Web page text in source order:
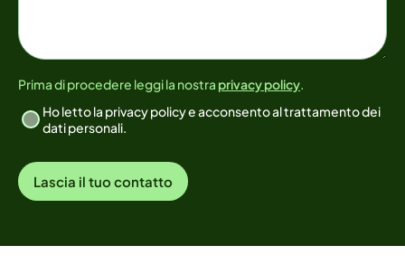
Prima di procedere leggi la nostra privacy policy.
Ho letto la privacy policy e acconsento al trattamento dei
dati personali.